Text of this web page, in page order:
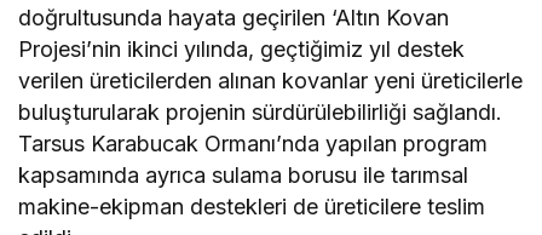
doğrultusunda hayata geçirilen ‘Altın Kovan
Projesi’nin ikinci yılında, geçtiğimiz yıl destek
verilen üreticilerden alınan kovanlar yeni üreticilerle
buluşturularak projenin sürdürülebilirliği sağlandı.
Tarsus Karabucak Ormanı’nda yapılan program
kapsamında ayrıca sulama borusu ile tarımsal
makine-ekipman destekleri de üreticilere teslim